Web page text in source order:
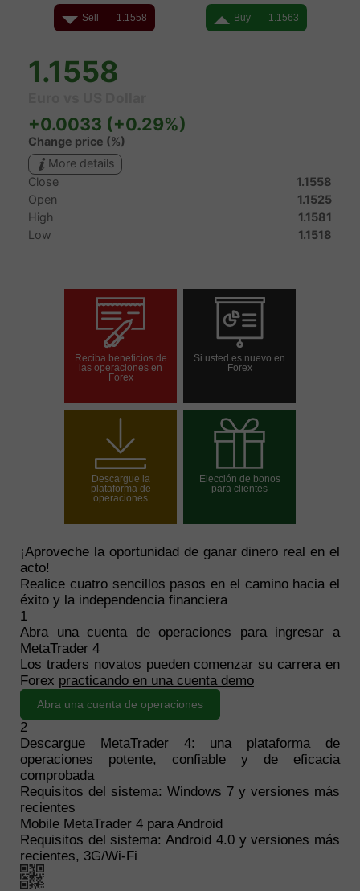
Reciba beneficios de
las operaciones en
Forex
operaciones
Si usted es nuevo en
Forex
Abrir una cuenta demo
Descargue la
plataforma de
operaciones
Elección de bonos
para clientes
Elija su bono
¡Aproveche la oportunidad de ganar dinero real en el
acto!
Realice cuatro sencillos pasos en el camino hacia el
éxito y la independencia financiera
1
Abra una cuenta de operaciones para ingresar a
MetaTrader 4
Los traders novatos pueden comenzar su carrera en
Forex practicando en una cuenta demo
Abra una cuenta de operaciones
2
Descargue MetaTrader 4: una plataforma de
operaciones potente, confiable y de eficacia
comprobada
Requisitos del sistema: Windows 7 y versiones más
recientes
Mobile MetaTrader 4 para Android
Requisitos del sistema: Android 4.0 y versiones más
recientes, 3G/Wi-Fi